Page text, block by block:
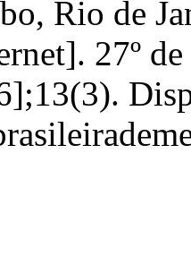
Rio de
27º